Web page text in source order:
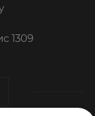
1309